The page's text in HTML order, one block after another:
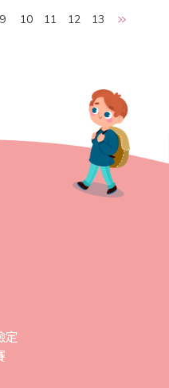
力、思考能力、訓練聽力、
在的學習效率。參加不同場
9 10 11 12 13
定